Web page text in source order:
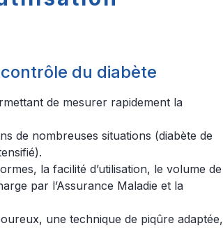
du diabète
de mesurer rapidement la
de nombreuses situations (diabète de
la facilité d’utilisation, le volume de
par l’Assurance Maladie et la
une technique de piqûre adaptée,